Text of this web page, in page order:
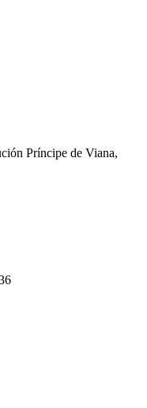
Príncipe de Viana,